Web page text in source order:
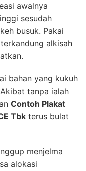
awalnya
sesudah
busuk. Pakai
alkisah
bahan yang kukuh
tanpa ialah
Contoh Plakat
Tbk terus bulat
menjelma
alokasi